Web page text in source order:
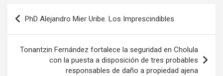
Navegación
de
entradas
PhD Alejandro Mier Uribe. Los Imprescindibles
Tonantzin Fernández fortalece la seguridad en Cholula
con la puesta a disposición de tres probables
responsables de daño a propiedad ajena